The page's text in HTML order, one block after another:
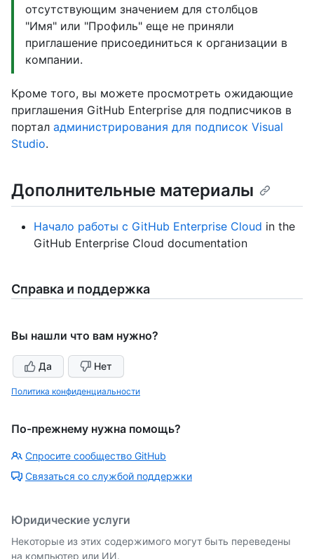
отсутствующим значением для столбцов
"Имя" или "Профиль" еще не приняли
приглашение присоединиться к организации в
компании.
Кроме того, вы можете просмотреть ожидающие
приглашения GitHub Enterprise для подписчиков в
портал администрирования для подписок Visual
Studio.
Дополнительные материалы
Начало работы с GitHub Enterprise Cloud in the
GitHub Enterprise Cloud documentation
Справка и поддержка
Вы нашли что вам нужно?
Да Нет
Политика конфиденциальности
По-прежнему нужна помощь?
Спросите сообщество GitHub
Связаться со службой поддержки
Юридические услуги
Некоторые из этих содержимого могут быть переведены
на компьютер или ИИ.